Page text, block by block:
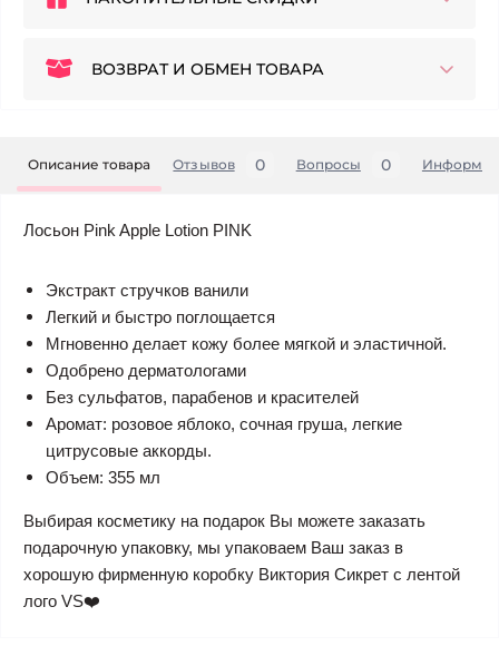
ВОЗВРАТ И ОБМЕН ТОВАРА
Описание товара Отзывов 0 Вопросы 0
Лосьон Pink Apple Lotion PINK
Экстракт стручков ванили
Легкий и быстро поглощается
Мгновенно делает кожу более мягкой и эластичной.
Одобрено дерматологами
Без сульфатов, парабенов и красителей
Аромат: розовое яблоко, сочная груша, легкие
цитрусовые аккорды.
Объем: 355 мл
Выбирая косметику на подарок Вы можете заказать
подарочную упаковку, мы упаковаем Ваш заказ в
хорошую фирменную коробку Виктория Сикрет с лентой
лого VS❤️